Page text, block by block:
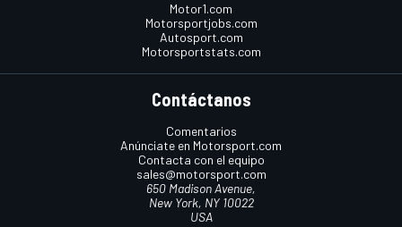
Motor1.com
Motorsportjobs.com
Autosport.com
Motorsportstats.com
Contáctanos
Comentarios
Anúnciate en Motorsport.com
Contacta con el equipo
sales@motorsport.com
650 Madison Avenue,
New York, NY 10022
USA